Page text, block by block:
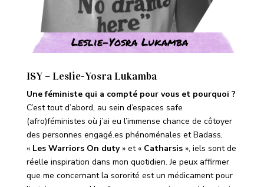
Leslie-Yosra Lukamba
ISY – Leslie-Yosra Lukamba
Une féministe qui a compté pour vous et pourquoi ?
C’est tout d’abord, au sein d’espaces safe
(afro)féministes où j’ai eu l’immense chance de côtoyer
des personnes engagé.es phénoménales et Badass,
« Les Warriors On duty» et « Catharsis», iels sont de
réelle inspiration dans mon quotidien. Je peux affirmer
que me concernant la sororité est un médicament pour